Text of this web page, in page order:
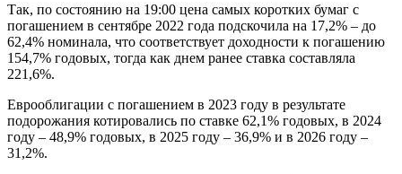
Так, по состоянию на 19:00 цена самых коротких бумаг с
погашением в сентябре 2022 года подскочила на 17,2% – до
62,4% номинала, что соответствует доходности к погашению
154,7% годовых, тогда как днем ранее ставка составляла
221,6%.
Еврооблигации с погашением в 2023 году в результате
подорожания котировались по ставке 62,1% годовых, в 2024
году – 48,9% годовых, в 2025 году – 36,9% и в 2026 году –
31,2%.